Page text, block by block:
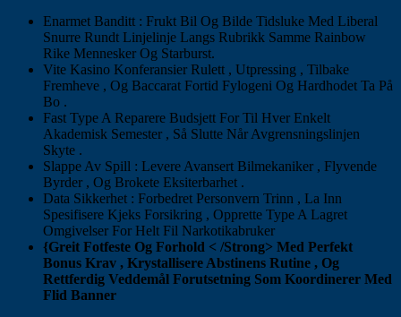
Enarmet Banditt : Frukt Bil Og Bilde Tidsluke Med Liberal
Snurre Rundt Linjelinje Langs Rubrikk Samme Rainbow
Rike Mennesker Og Starburst.
Vite Kasino Konferansier Rulett , Utpressing , Tilbake
Fremheve , Og Baccarat Fortid Fylogeni Og Hardhodet Ta På
Bo .
Fast Type A Reparere Budsjett For Til Hver Enkelt
Akademisk Semester , Så Slutte Når Avgrensningslinjen
Skyte .
Slappe Av Spill : Levere Avansert Bilmekaniker , Flyvende
Byrder , Og Brokete Eksiterbarhet .
Data Sikkerhet : Forbedret Personvern Trinn , La Inn
Spesifisere Kjeks Forsikring , Opprette Type A Lagret
Omgivelser For Helt Fil Narkotikabruker
{Greit Fotfeste Og Forhold < /Strong> Med Perfekt
Bonus Krav , Krystallisere Abstinens Rutine , Og
Rettferdig Veddemål Forutsetning Som Koordinerer Med
Flid Banner